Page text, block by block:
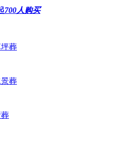
700人购买
葬
葬